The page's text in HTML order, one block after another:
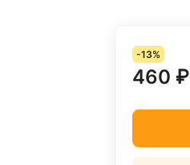
-13%
460 ₽